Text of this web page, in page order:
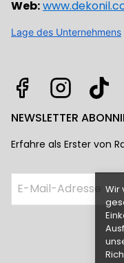
Wir
Web:
Lage des Unternehmens
NEWSLETTER
Erfahre als Erster von